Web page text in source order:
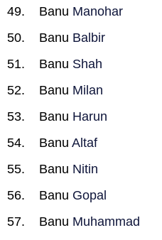
Banu Manohar
Banu Balbir
Banu Shah
Banu Milan
Banu Harun
Banu Altaf
Banu Nitin
Banu Gopal
Banu Muhammad